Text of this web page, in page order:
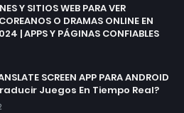
Y SITIOS WEB PARA VER
O DRAMAS ONLINE EN
| APPS Y PÁGINAS CONFIABLES
SCREEN APP PARA ANDROID
Juegos En Tiempo Real?